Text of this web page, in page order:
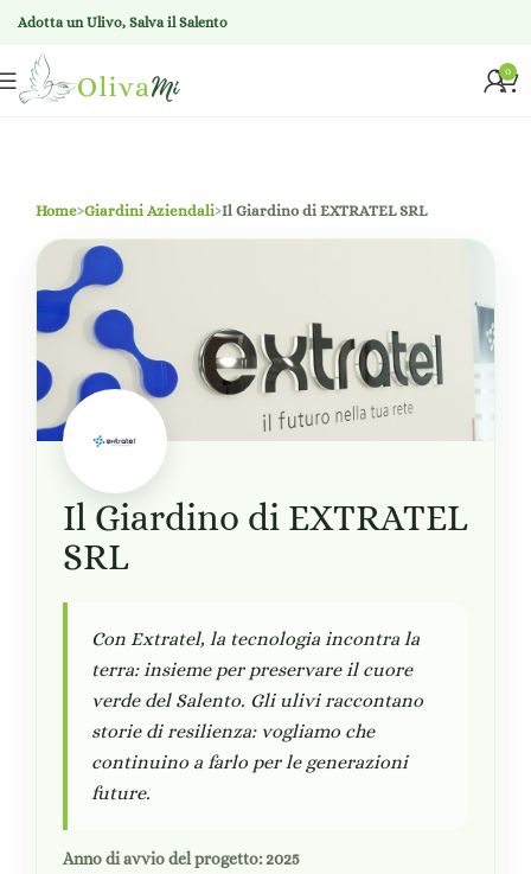
Adotta un Ulivo, Salva il Salento
0
Home›Giardini Aziendali›Il Giardino di EXTRATEL SRL
Il Giardino di EXTRATEL
SRL
Con Extratel, la tecnologia incontra la
terra: insieme per preservare il cuore
verde del Salento. Gli ulivi raccontano
storie di resilienza: vogliamo che
continuino a farlo per le generazioni
future.
Anno di avvio del progetto: 2025